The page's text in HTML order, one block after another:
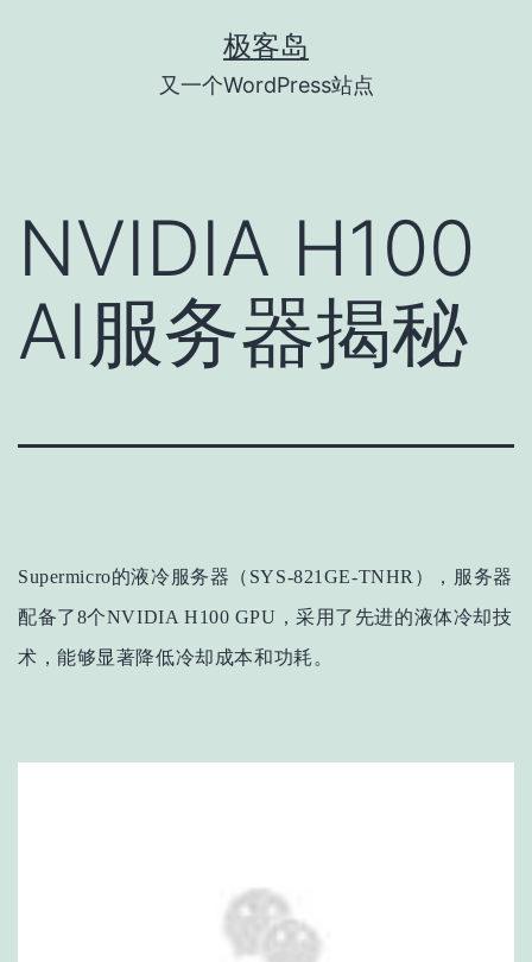
极客岛
又一个WordPress站点
NVIDIA H100
AI服务器揭秘
Supermicro的液冷服务器（SYS-821GE-TNHR），服务器
配备了8个NVIDIA H100 GPU，采用了先进的液体冷却技
术，能够显著降低冷却成本和功耗。